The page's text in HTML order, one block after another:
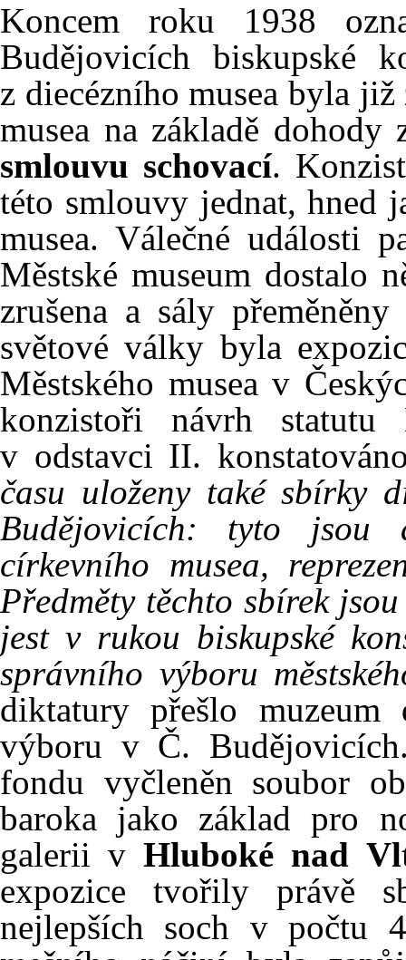
Koncem roku 1938
Budějovicích biskupské
z diecézního musea byla
musea na základě
smlouvu schovací.
této smlouvy jednat, hned
musea. Válečné události
Městské museum dostalo
zrušena a sály
světové války byla
Městského musea v
konzistoři návrh statutu
v odstavci II.
času uloženy také sbírky
Budějovicích: tyto jsou
církevního musea,
Předměty těchto sbírek
jest v rukou biskupské
správního výboru
diktatury přešlo muzeum
výboru v Č.
fondu vyčleněn soubor
baroka jako základ pro
galerii vHluboké nad
expozice tvořily právě
nejlepších soch v počtu